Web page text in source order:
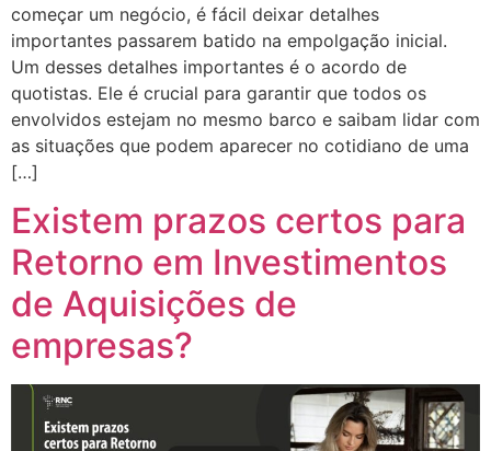
começar um negócio, é fácil deixar detalhes
importantes passarem batido na empolgação inicial.
Um desses detalhes importantes é o acordo de
quotistas. Ele é crucial para garantir que todos os
envolvidos estejam no mesmo barco e saibam lidar com
as situações que podem aparecer no cotidiano de uma
[…]
Existem prazos certos para
Retorno em Investimentos
de Aquisições de
empresas?